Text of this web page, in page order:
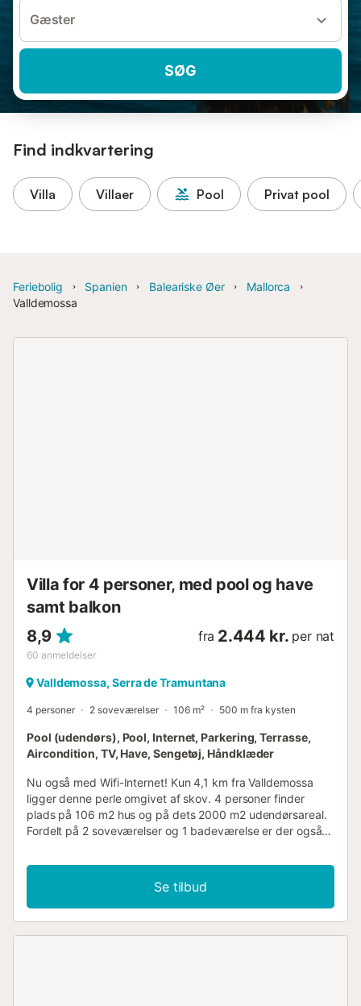
Gæster
SØG
Find indkvartering
Villa Villaer Pool Privat pool
Feriebolig Spanien Baleariske Øer
Mallorca
Valldemossa
Villa for 4 personer, med pool og have
samt balkon
8,9
60 anmeldelser
fra 2.444 kr. per nat
Valldemossa, Serra de Tramuntana
4 personer 2 soveværelser 106 m² 500 m fra kysten
Pool (udendørs), Pool, Internet, Parkering, Terrasse,
Aircondition, TV, Have, Sengetøj, Håndklæder
Nu også med Wifi-Internet! Kun 4,1 km fra Valldemossa
ligger denne perle omgivet af skov. 4 personer finder
plads på 106 m2 hus og på dets 2000 m2 udendørsareal.
Fordelt på 2 soveværelser og 1 badeværelse er der også
den møblerede terrasse (150 m2) med grill og privat pool
(9mx4m / 1,20-1,80m) i haven, er der rigelig plads til 3
parkeringspladser, ligesom til cykler. Hvis du rejser med en
større gruppe, kan vi også tilbyde nabohuset "Son
Se tilbud